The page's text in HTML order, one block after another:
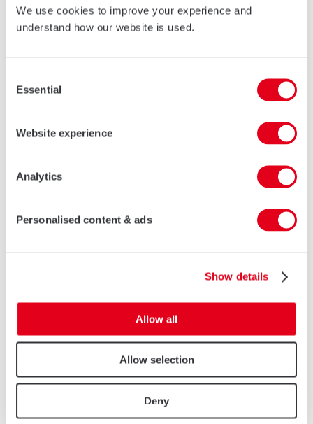
We use cookies to improve your experience and
understand how our website is used.
Selection
Essential
Website experience
Analytics
Personalised content & ads
Show details
Allow all
Allow selection
Deny